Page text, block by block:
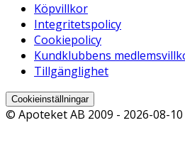
Köpvillkor
Integritetspolicy
Cookiepolicy
Kundklubbens
Tillgänglighet
Cookieinställningar
© Apoteket AB 2009 - 2026-08-10